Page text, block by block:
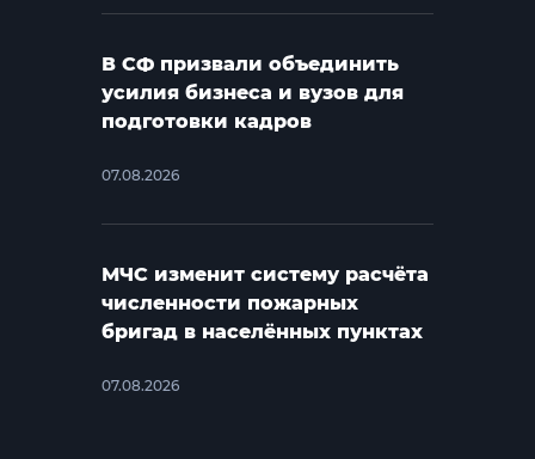
В СФ призвали объединить
усилия бизнеса и вузов для
подготовки кадров
07.08.2026
МЧС изменит систему расчёта
численности пожарных
бригад в населённых пунктах
07.08.2026